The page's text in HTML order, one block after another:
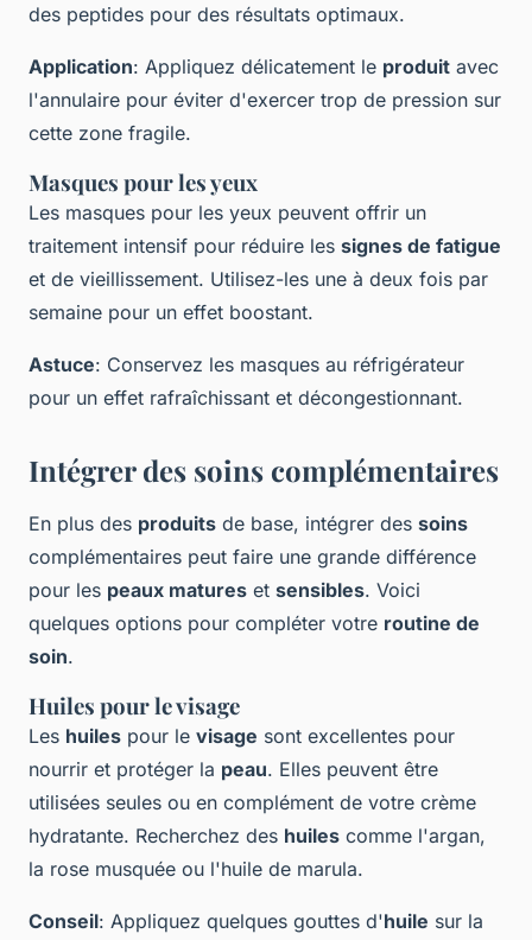
des peptides pour des résultats optimaux.
Application: Appliquez délicatement le produit avec
l'annulaire pour éviter d'exercer trop de pression sur
cette zone fragile.
Masques pour les yeux
Les masques pour les yeux peuvent offrir un
traitement intensif pour réduire les signes de fatigue
et de vieillissement. Utilisez-les une à deux fois par
semaine pour un effet boostant.
Astuce: Conservez les masques au réfrigérateur
pour un effet rafraîchissant et décongestionnant.
Intégrer des soins complémentaires
En plus des produits de base, intégrer des soins
complémentaires peut faire une grande différence
pour les peaux matures et sensibles. Voici
quelques options pour compléter votre routine de
soin.
Huiles pour le visage
Les huiles pour le visage sont excellentes pour
nourrir et protéger la peau. Elles peuvent être
utilisées seules ou en complément de votre crème
hydratante. Recherchez des huiles comme l'argan,
la rose musquée ou l'huile de marula.
Conseil: Appliquez quelques gouttes d'huile sur la